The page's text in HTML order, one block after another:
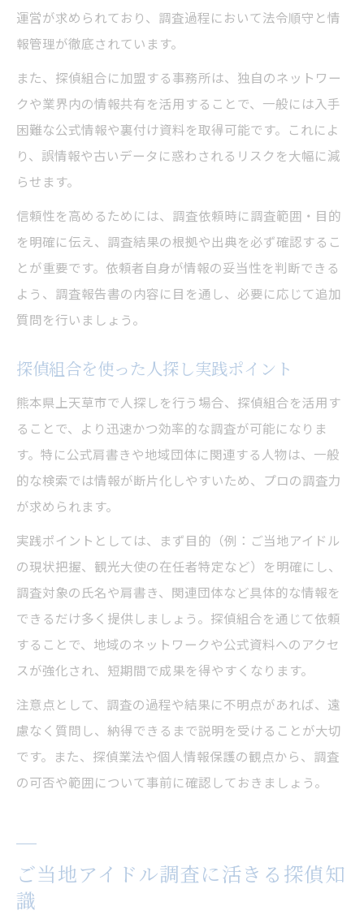
運営が求められており、調査過程において法令順守と情
報管理が徹底されています。
また、探偵組合に加盟する事務所は、独自のネットワー
クや業界内の情報共有を活用することで、一般には入手
困難な公式情報や裏付け資料を取得可能です。これによ
り、誤情報や古いデータに惑わされるリスクを大幅に減
らせます。
信頼性を高めるためには、調査依頼時に調査範囲・目的
を明確に伝え、調査結果の根拠や出典を必ず確認するこ
とが重要です。依頼者自身が情報の妥当性を判断できる
よう、調査報告書の内容に目を通し、必要に応じて追加
質問を行いましょう。
探偵組合を使った人探し実践ポイント
熊本県上天草市で人探しを行う場合、探偵組合を活用す
ることで、より迅速かつ効率的な調査が可能になりま
す。特に公式肩書きや地域団体に関連する人物は、一般
的な検索では情報が断片化しやすいため、プロの調査力
が求められます。
実践ポイントとしては、まず目的（例：ご当地アイドル
の現状把握、観光大使の在任者特定など）を明確にし、
調査対象の氏名や肩書き、関連団体など具体的な情報を
できるだけ多く提供しましょう。探偵組合を通じて依頼
することで、地域のネットワークや公式資料へのアクセ
スが強化され、短期間で成果を得やすくなります。
注意点として、調査の過程や結果に不明点があれば、遠
慮なく質問し、納得できるまで説明を受けることが大切
です。また、探偵業法や個人情報保護の観点から、調査
の可否や範囲について事前に確認しておきましょう。
ご当地アイドル調査に活きる探偵知
識